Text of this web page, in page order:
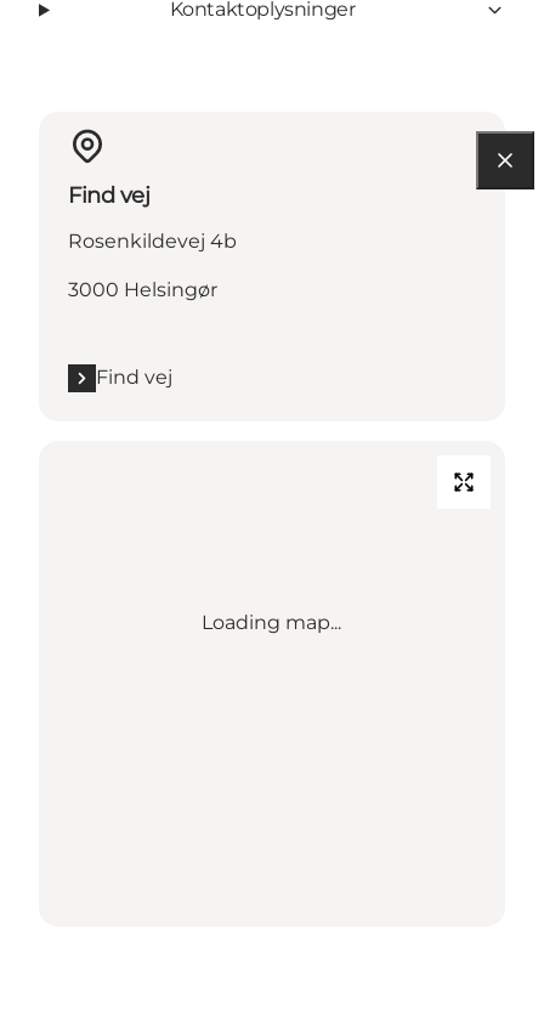
Kontaktoplysninger
Find vej
Rosenkildevej 4b
3000 Helsingør
Find vej
Loading map...